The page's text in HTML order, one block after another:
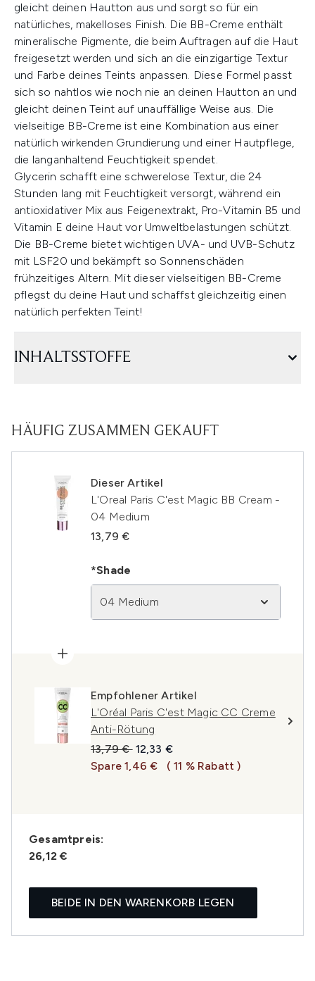
gleicht deinen Hautton aus und sorgt so für ein
natürliches, makelloses Finish. Die BB-Creme enthält
mineralische Pigmente, die beim Auftragen auf die Haut
freigesetzt werden und sich an die einzigartige Textur
und Farbe deines Teints anpassen. Diese Formel passt
sich so nahtlos wie noch nie an deinen Hautton an und
gleicht deinen Teint auf unauffällige Weise aus. Die
vielseitige BB-Creme ist eine Kombination aus einer
natürlich wirkenden Grundierung und einer Hautpflege,
die langanhaltend Feuchtigkeit spendet.
Glycerin schafft eine schwerelose Textur, die 24
Stunden lang mit Feuchtigkeit versorgt, während ein
antioxidativer Mix aus Feigenextrakt, Pro-Vitamin B5 und
Vitamin E deine Haut vor Umweltbelastungen schützt.
Die BB-Creme bietet wichtigen UVA- und UVB-Schutz
mit LSF20 und bekämpft so Sonnenschäden
frühzeitiges Altern. Mit dieser vielseitigen BB-Creme
pflegst du deine Haut und schaffst gleichzeitig einen
natürlich perfekten Teint!
INHALTSSTOFFE
HÄUFIG ZUSAMMEN GEKAUFT
Dieser Artikel
L'Oreal Paris C'est Magic BB Cream -
04 Medium
13,79 €
*Shade
04 Medium
Empfohlener Artikel
L'Oréal Paris C'est Magic CC Creme
Anti-Rötung
Unverbindliche Preisempfehlung:
13,79 € Aktueller Preis:
12,33 €
Spare 1,46 €
( 11 % Rabatt )
Gesamtpreis:
26,12 €
BEIDE IN DEN WARENKORB LEGEN